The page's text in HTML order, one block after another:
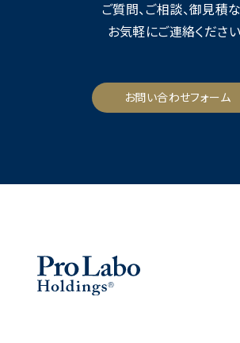
ご質問、ご相談、御見積
お気軽にご連絡ください
お問い合わせフォーム